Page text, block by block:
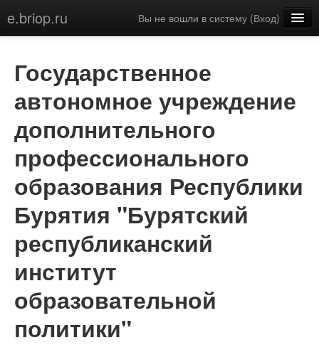
e.briop.ru Вы не вошли в систему (Вход)
Государственное
автономное учреждение
дополнительного
профессионального
образования Республики
Бурятия "Бурятский
республиканский
институт
образовательной
политики"